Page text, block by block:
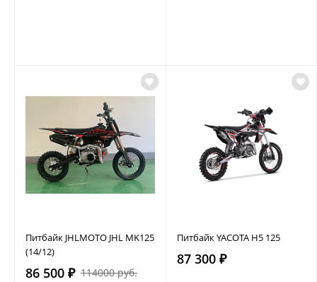
Питбайк JHLMOTO JHL MK125
(14/12)
86 500 ₽ 114000 руб.
Питбайк YACOTA H5 125
87 300 ₽